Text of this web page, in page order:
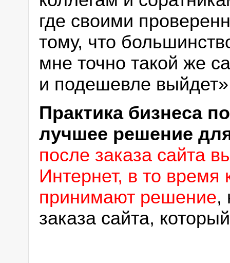
где своими
тому, что
мне точно такой же
и подешевле
Практика бизнеса
лучшее решение
после заказа сайта
Интернет, в то время
принимают решение,
заказа сайта,